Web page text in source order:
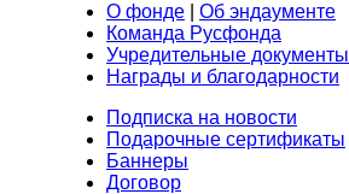
О фонде
Об эндаументе
Команда Русфонда
Учредительные документы
Награды и благодарности
Подписка на новости
Подарочные сертификаты
Баннеры
Договор